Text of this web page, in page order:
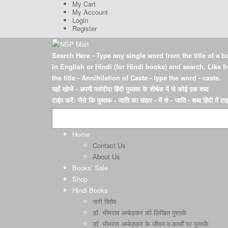
My Cart
My Account
Login
Register
Search Here - Type any single word from the title of a
in English or Hindi (for Hindi books) and search. Like
the title - Annihilation of Caste - type the word - caste.
यहाँ खोजें- अपनी पसंदीदा हिंदी पुस्तक के शीर्षक में से कोई एक शब्द
टाईप करें: जैसे कि पुस्तक - जाति का संहार - में से - जाति - शब्द हिंदी में
Home
Contact Us
About Us
Books’ Sale
Shop
Hindi Books
नारी विशेष
डॉ. भीमराव अम्बेडकर की लिखित पुस्तकें
डॉ. भीमराव अम्बेडकर के जीवन व कार्यों पर पुस्तकें